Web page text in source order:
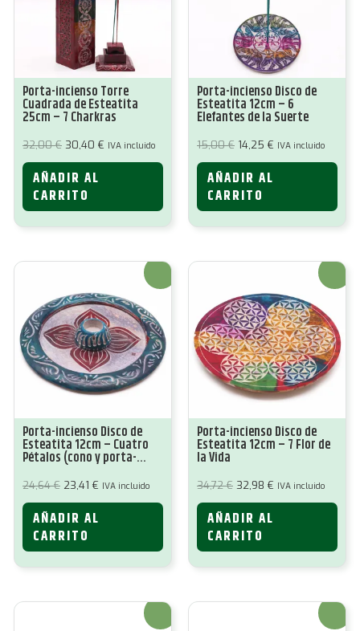
Porta-incienso Torre
Cuadrada de Esteatita
25cm – 7 Charkras
32,00€ El
original
era:
32,00 €.
30,40 € El
actual
IVA incluido
AÑADIR AL
CARRITO
Porta-incienso Disco de
Esteatita 12cm – 6
Elefantes de la Suerte
15,00€ El
original
era:
15,00 €.
14,25 € El
actual
IVA incluido
AÑADIR AL
CARRITO
¡Oferta!
Porta-incienso Disco de
Esteatita 12cm – Cuatro
Pétalos (cono y porta-
incienso)
24,64€ El
original
era:
24,64 €.
23,41 € El
actual
IVA incluido
AÑADIR AL
CARRITO
¡Oferta!
Porta-incienso Disco de
Esteatita 12cm – 7 Flor de
la Vida
34,72€ El
original
era:
34,72 €.
32,98 € El
actual
IVA incluido
AÑADIR AL
CARRITO
¡Oferta! ¡Oferta!